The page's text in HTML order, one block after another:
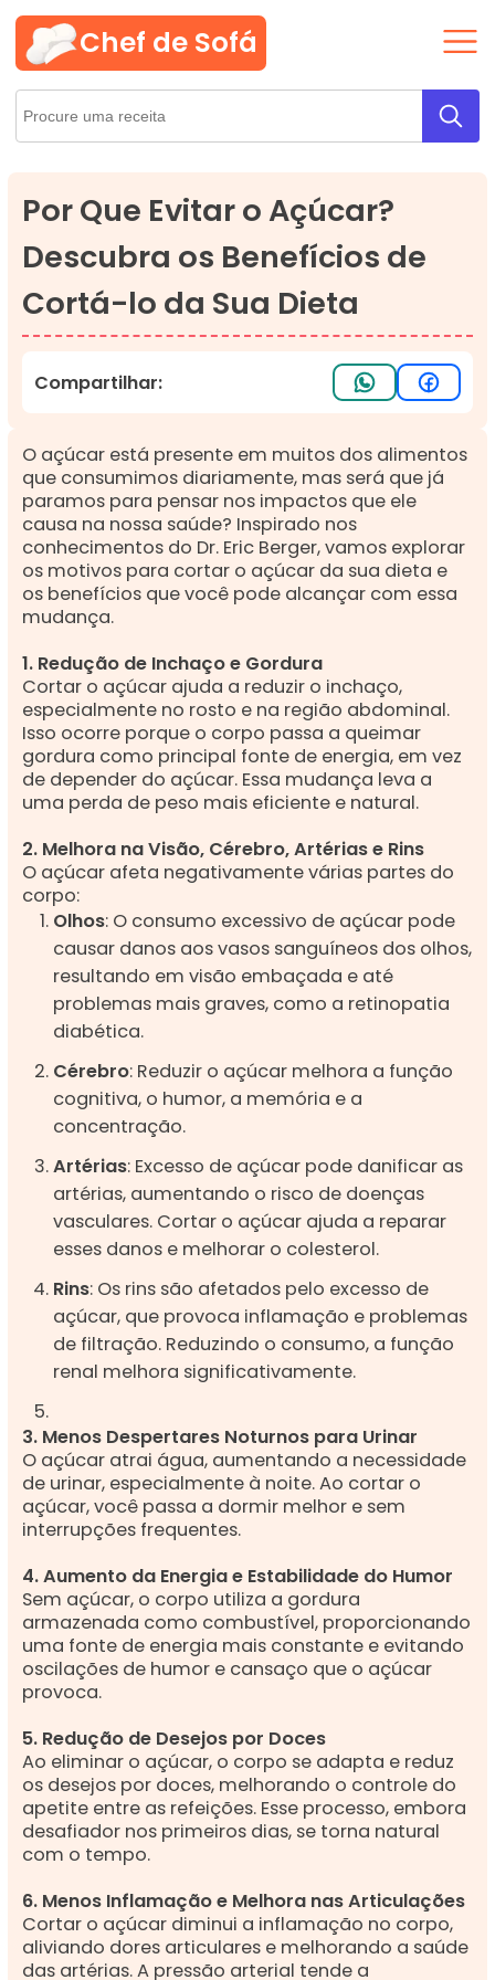
Chef de Sofá
Por Que Evitar o Açúcar?
Descubra os Benefícios de
Cortá-lo da Sua Dieta
Compartilhar:
O açúcar está presente em muitos dos alimentos
que consumimos diariamente, mas será que já
paramos para pensar nos impactos que ele
causa na nossa saúde? Inspirado nos
conhecimentos do Dr. Eric Berger, vamos explorar
os motivos para cortar o açúcar da sua dieta e
os benefícios que você pode alcançar com essa
mudança.
1. Redução de Inchaço e Gordura
Cortar o açúcar ajuda a reduzir o inchaço,
especialmente no rosto e na região abdominal.
Isso ocorre porque o corpo passa a queimar
gordura como principal fonte de energia, em vez
de depender do açúcar. Essa mudança leva a
uma perda de peso mais eficiente e natural.
2. Melhora na Visão, Cérebro, Artérias e Rins
O açúcar afeta negativamente várias partes do
corpo:
Olhos: O consumo excessivo de açúcar pode
causar danos aos vasos sanguíneos dos olhos,
resultando em visão embaçada e até
problemas mais graves, como a retinopatia
diabética.
Cérebro: Reduzir o açúcar melhora a função
cognitiva, o humor, a memória e a
concentração.
Artérias: Excesso de açúcar pode danificar as
artérias, aumentando o risco de doenças
vasculares. Cortar o açúcar ajuda a reparar
esses danos e melhorar o colesterol.
Rins: Os rins são afetados pelo excesso de
açúcar, que provoca inflamação e problemas
de filtração. Reduzindo o consumo, a função
renal melhora significativamente.
3. Menos Despertares Noturnos para Urinar
O açúcar atrai água, aumentando a necessidade
de urinar, especialmente à noite. Ao cortar o
açúcar, você passa a dormir melhor e sem
interrupções frequentes.
4. Aumento da Energia e Estabilidade do Humor
Sem açúcar, o corpo utiliza a gordura
armazenada como combustível, proporcionando
uma fonte de energia mais constante e evitando
oscilações de humor e cansaço que o açúcar
provoca.
5. Redução de Desejos por Doces
Ao eliminar o açúcar, o corpo se adapta e reduz
os desejos por doces, melhorando o controle do
apetite entre as refeições. Esse processo, embora
desafiador nos primeiros dias, se torna natural
com o tempo.
6. Menos Inflamação e Melhora nas Articulações
Cortar o açúcar diminui a inflamação no corpo,
aliviando dores articulares e melhorando a saúde
das artérias. A pressão arterial tende a